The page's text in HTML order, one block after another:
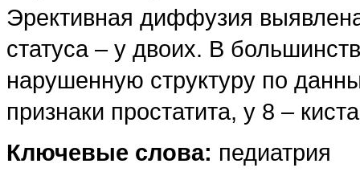
Эрективная диффузия
статуса – у двоих. В
нарушенную структуру по
признаки простатита, у 8 –
Ключевые слова: педиатрия